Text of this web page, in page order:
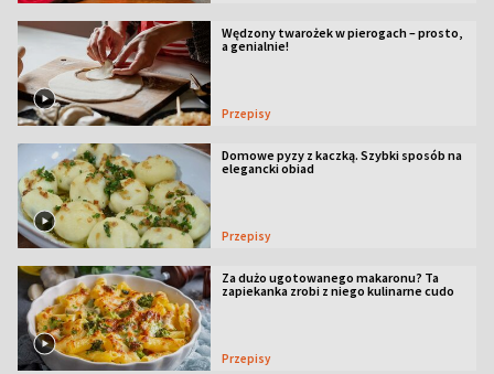
Wędzony twarożek w pierogach – prosto,
a genialnie!
Przepisy
Domowe pyzy z kaczką. Szybki sposób na
elegancki obiad
Przepisy
Za dużo ugotowanego makaronu? Ta
zapiekanka zrobi z niego kulinarne cudo
Przepisy